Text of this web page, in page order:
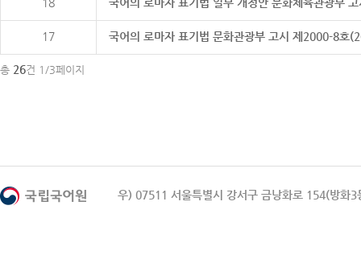
17 국어의 로마자 표기법 문화관광부 고시 제2000-8호
총 26건 1/3페이지
우) 07511 서울특별시 강서구 금낭화로 154(방화3